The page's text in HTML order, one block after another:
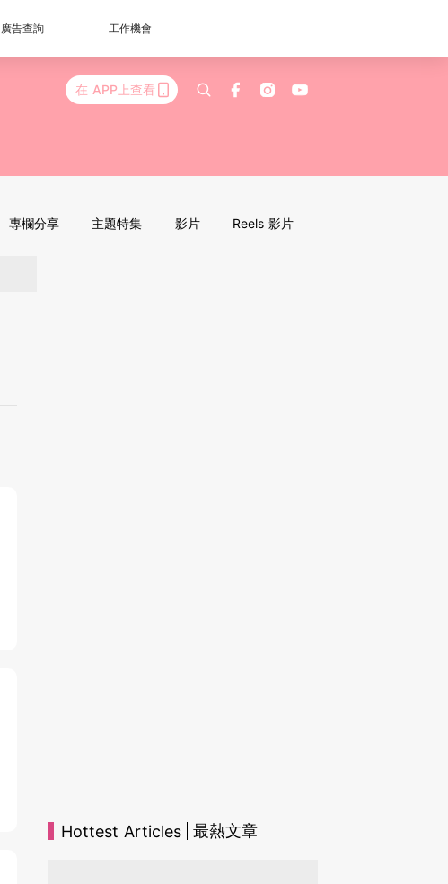
廣告查詢 工作機會
在 APP上查看
專欄分享 主題特集 影片 Reels 影片
Hottest Articles 最熱文章